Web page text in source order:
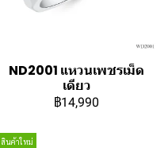
ND2001 แหวนเพชรเม็ด
เดียว
฿14,990
สินค้าใหม่